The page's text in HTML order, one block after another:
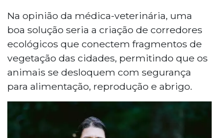
tráfico. No Cras, os animais passam por
triagem e tratamento, com alguns
necessitando de anos para reabilitação. A
equipe do centro foi ampliada desde
2017, permitindo a realização de
atendimentos clínicos e cirurgias
complexas.
Na opinião da médica-veterinária, uma
boa solução seria a criação de corredores
ecológicos que conectem fragmentos de
vegetação das cidades, permitindo que os
animais se desloquem com segurança
para alimentação, reprodução e abrigo.